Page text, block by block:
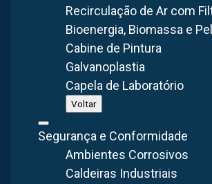
Recirculação de Ar com
Bioenergia, Biomassa e
Cabine de Pintura
Galvanoplastia
Capela de Laboratório
Voltar
Segurança e Conformidade
Ambientes Corrosivos
Caldeiras Industriais
São Paulo, Brasil